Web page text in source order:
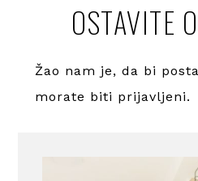
OSTAVITE
Žao nam je, da bi
morate biti prijavljeni.